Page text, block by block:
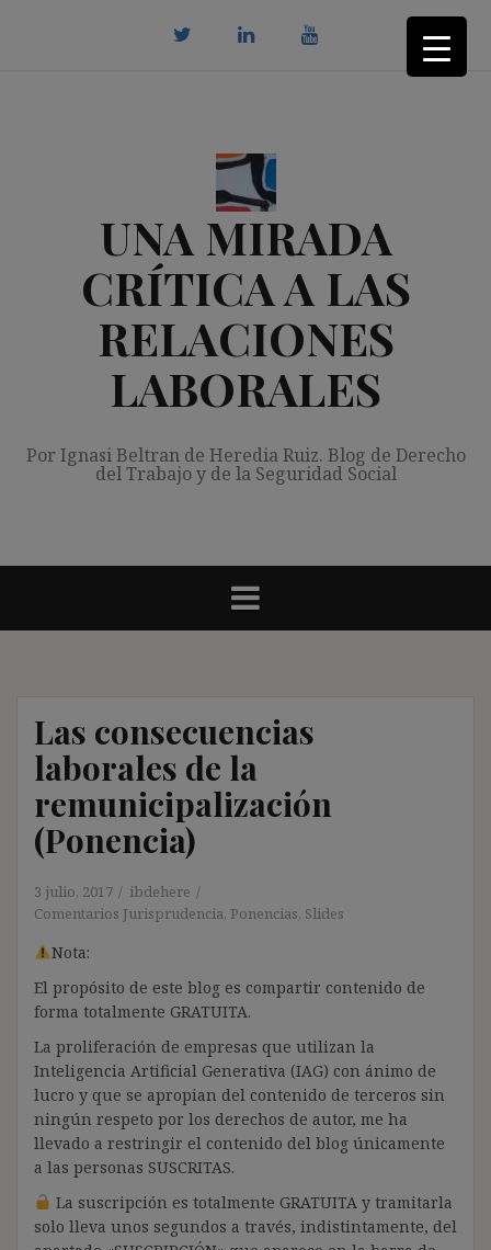
UNA MIRADA
CRÍTICA A LAS
RELACIONES
LABORALES
Por Ignasi Beltran de Heredia Ruiz. Blog de Derecho
del Trabajo y de la Seguridad Social
Las consecuencias
laborales de la
remunicipalización
(Ponencia)
3 julio, 2017
ibdehere
Comentarios Jurisprudencia, Ponencias, Slides
Nota:
El propósito de este blog es compartir contenido de
forma totalmente GRATUITA.
La proliferación de empresas que utilizan la
Inteligencia Artificial Generativa (IAG) con ánimo de
lucro y que se apropian del contenido de terceros sin
ningún respeto por los derechos de autor, me ha
llevado a restringir el contenido del blog únicamente
a las personas SUSCRITAS.
La suscripción es totalmente GRATUITA y tramitarla
solo lleva unos segundos a través, indistintamente, del